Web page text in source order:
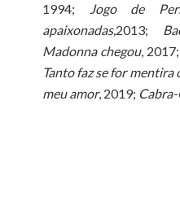
1994; Jogo de
apaixonadas,2013;
Madonna chegou, 2017;
Tanto faz se for mentira
meu amor, 2019;